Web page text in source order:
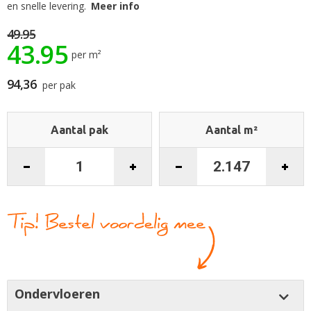
begin
de
afbeeldingen-
gallerij
en snelle levering. Meer info
49.95
43.95 per m²
94,36 per pak
Aantal pak Aantal m²
Ondervloeren